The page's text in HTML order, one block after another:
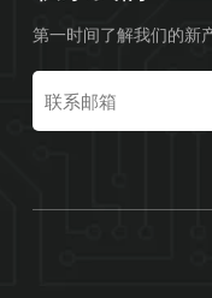
第一时间了解我们的新